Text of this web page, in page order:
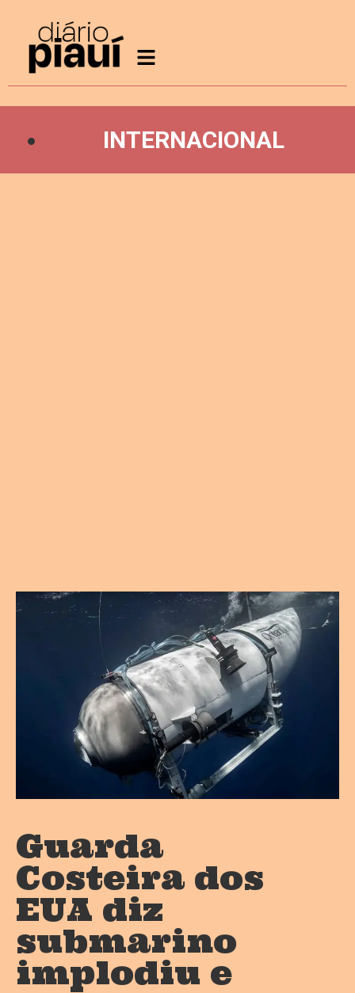
INTERNACIONAL
Guarda
Costeira dos
EUA diz
submarino
implodiu e